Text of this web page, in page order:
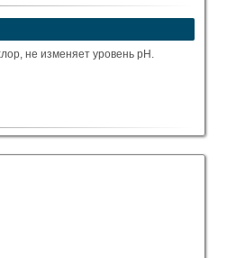
не изменяет уровень pH.